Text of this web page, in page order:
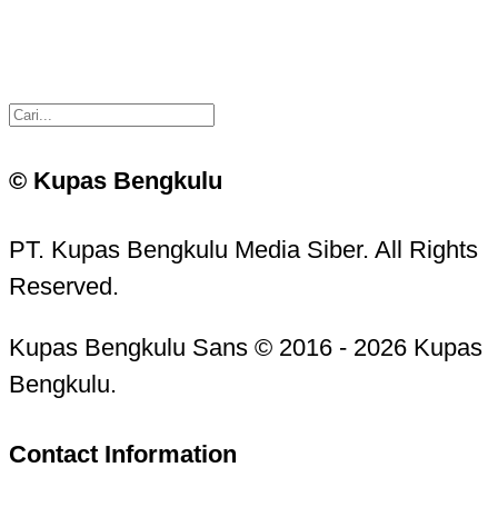
© Kupas Bengkulu
PT. Kupas Bengkulu Media Siber. All Rights
Reserved.
Kupas Bengkulu Sans © 2016 - 2026 Kupas
Bengkulu.
Contact Information